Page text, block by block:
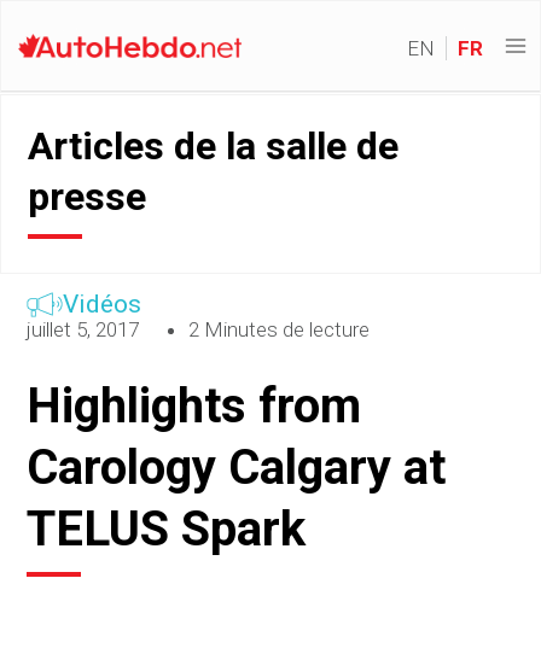
EN FR
Articles de la salle de
presse
Vidéos
juillet 5, 2017 2 Minutes de lecture
Highlights from
Carology Calgary at
TELUS Spark